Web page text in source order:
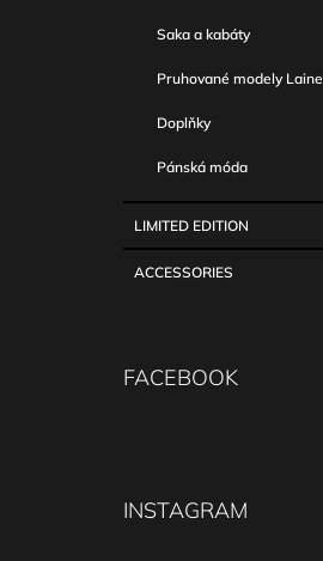
Saka a kabáty
Pruhované modely Laine
Doplňky
Pánská móda
LIMITED EDITION
ACCESSORIES
FACEBOOK
INSTAGRAM